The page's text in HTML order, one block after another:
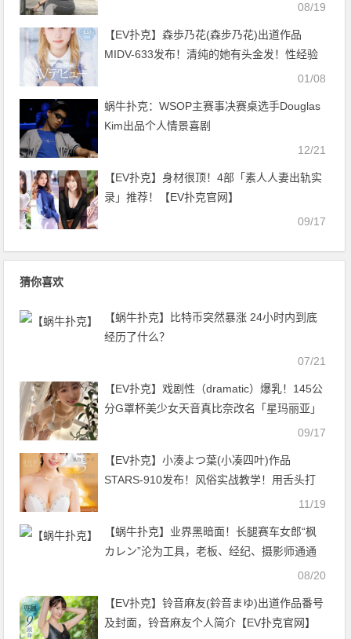
08/19
【EV扑克】森歩乃花(森步乃花)出道作品
MIDV-633发布！清纯的她有头金发！性经验
一人只发两片！期间限定超狂出道！【EV扑
01/08
蜗牛扑克：WSOP主赛事决赛桌选手Douglas
Kim出品个人情景喜剧
12/21
【EV扑克】身材很顶！4部「素人人妻出轨实
录」推荐！【EV扑克官网】
09/17
猜你喜欢
【蜗牛扑克】比特币突然暴涨 24小时内到底
经历了什么？
07/21
【EV扑克】戏剧性（dramatic）爆乳！145公
分G罩杯美少女天音真比奈改名「星玛丽亚」
09/17
【EV扑克】小湊よつ葉(小凑四叶)作品
STARS-910发布！风俗实战教学！用舌头打
11/19
【蜗牛扑克】业界黑暗面！长腿赛车女郎“枫
カレン”沦为工具，老板、经纪、摄影师通通
08/20
【EV扑克】铃音麻友(鈴音まゆ)出道作品番号
及封面，铃音麻友个人简介【EV扑克官网】